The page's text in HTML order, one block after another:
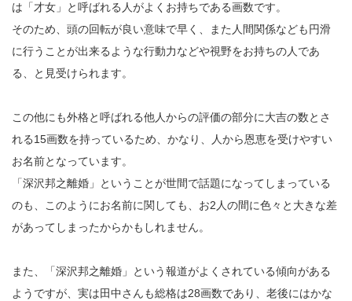
は「才女」と呼ばれる人がよくお持ちである画数です。
そのため、頭の回転が良い意味で早く、また人間関係なども円滑
に行うことが出来るような行動力などや視野をお持ちの人であ
る、と見受けられます。
この他にも外格と呼ばれる他人からの評価の部分に大吉の数とさ
れる15画数を持っているため、かなり、人から恩恵を受けやすい
お名前となっています。
「深沢邦之離婚」ということが世間で話題になってしまっている
のも、このようにお名前に関しても、お2人の間に色々と大きな差
があってしまったからかもしれません。
また、「深沢邦之離婚」という報道がよくされている傾向がある
ようですが、実は田中さんも総格は28画数であり、老後にはかな